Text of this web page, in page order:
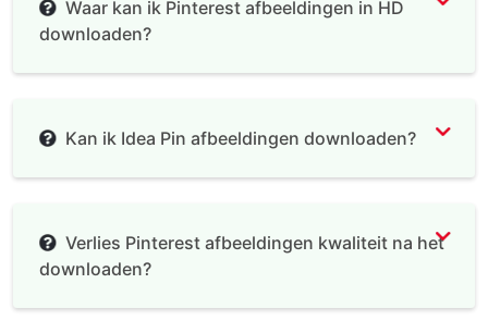
Waar kan ik Pinterest afbeeldingen in HD
downloaden?
Kan ik Idea Pin afbeeldingen downloaden?
Verlies Pinterest afbeeldingen kwaliteit na het
downloaden?